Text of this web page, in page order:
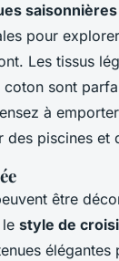
saisonnières
pour
Les tissus
coton sont
à
piscines et
être
style de
élégantes